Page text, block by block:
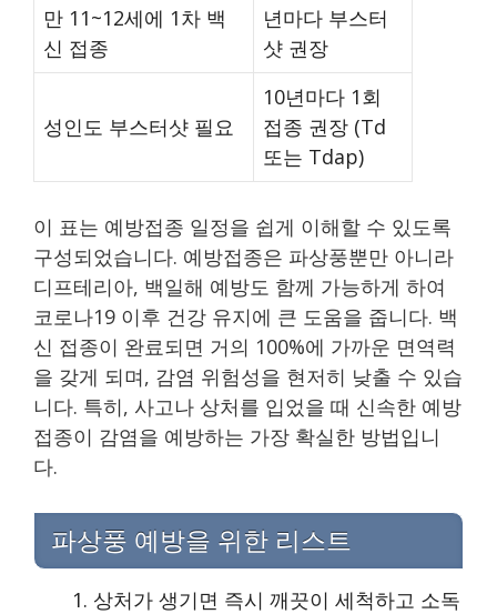
만 11~12세에 1차 백
신 접종
년마다 부스터
샷 권장
성인도 부스터샷 필요
10년마다 1회
접종 권장 (Td
또는 Tdap)
이 표는 예방접종 일정을 쉽게 이해할 수 있도록
구성되었습니다. 예방접종은 파상풍뿐만 아니라
디프테리아, 백일해 예방도 함께 가능하게 하여
코로나19 이후 건강 유지에 큰 도움을 줍니다. 백
신 접종이 완료되면 거의 100%에 가까운 면역력
을 갖게 되며, 감염 위험성을 현저히 낮출 수 있습
니다. 특히, 사고나 상처를 입었을 때 신속한 예방
접종이 감염을 예방하는 가장 확실한 방법입니
다.
파상풍 예방을 위한 리스트
상처가 생기면 즉시 깨끗이 세척하고 소독